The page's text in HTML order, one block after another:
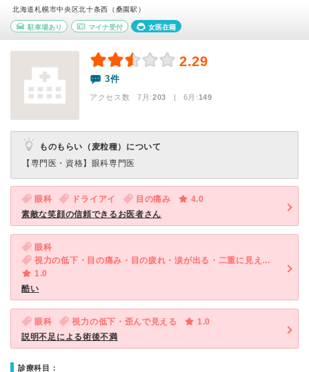
北海道札幌市中央区北十条西（桑園駅）
駐車場あり マイナ受付 女医在籍
2.29
3件
アクセス数 7月:203 | 6月:149
ものもらい（麦粒種）について
【専門医・資格】 眼科専門医
眼科 ドライアイ 目の痛み
4.0
素敵な笑顔の信頼できるお医者さん
眼科
視力の低下・目の痛み・目の疲れ・涙が出る・二重に見える・かすむ・歪んで見える・めやに
1.0
酷い
眼科 視力の低下・歪んで見える
1.0
説明不足による術後不満
診療科目：